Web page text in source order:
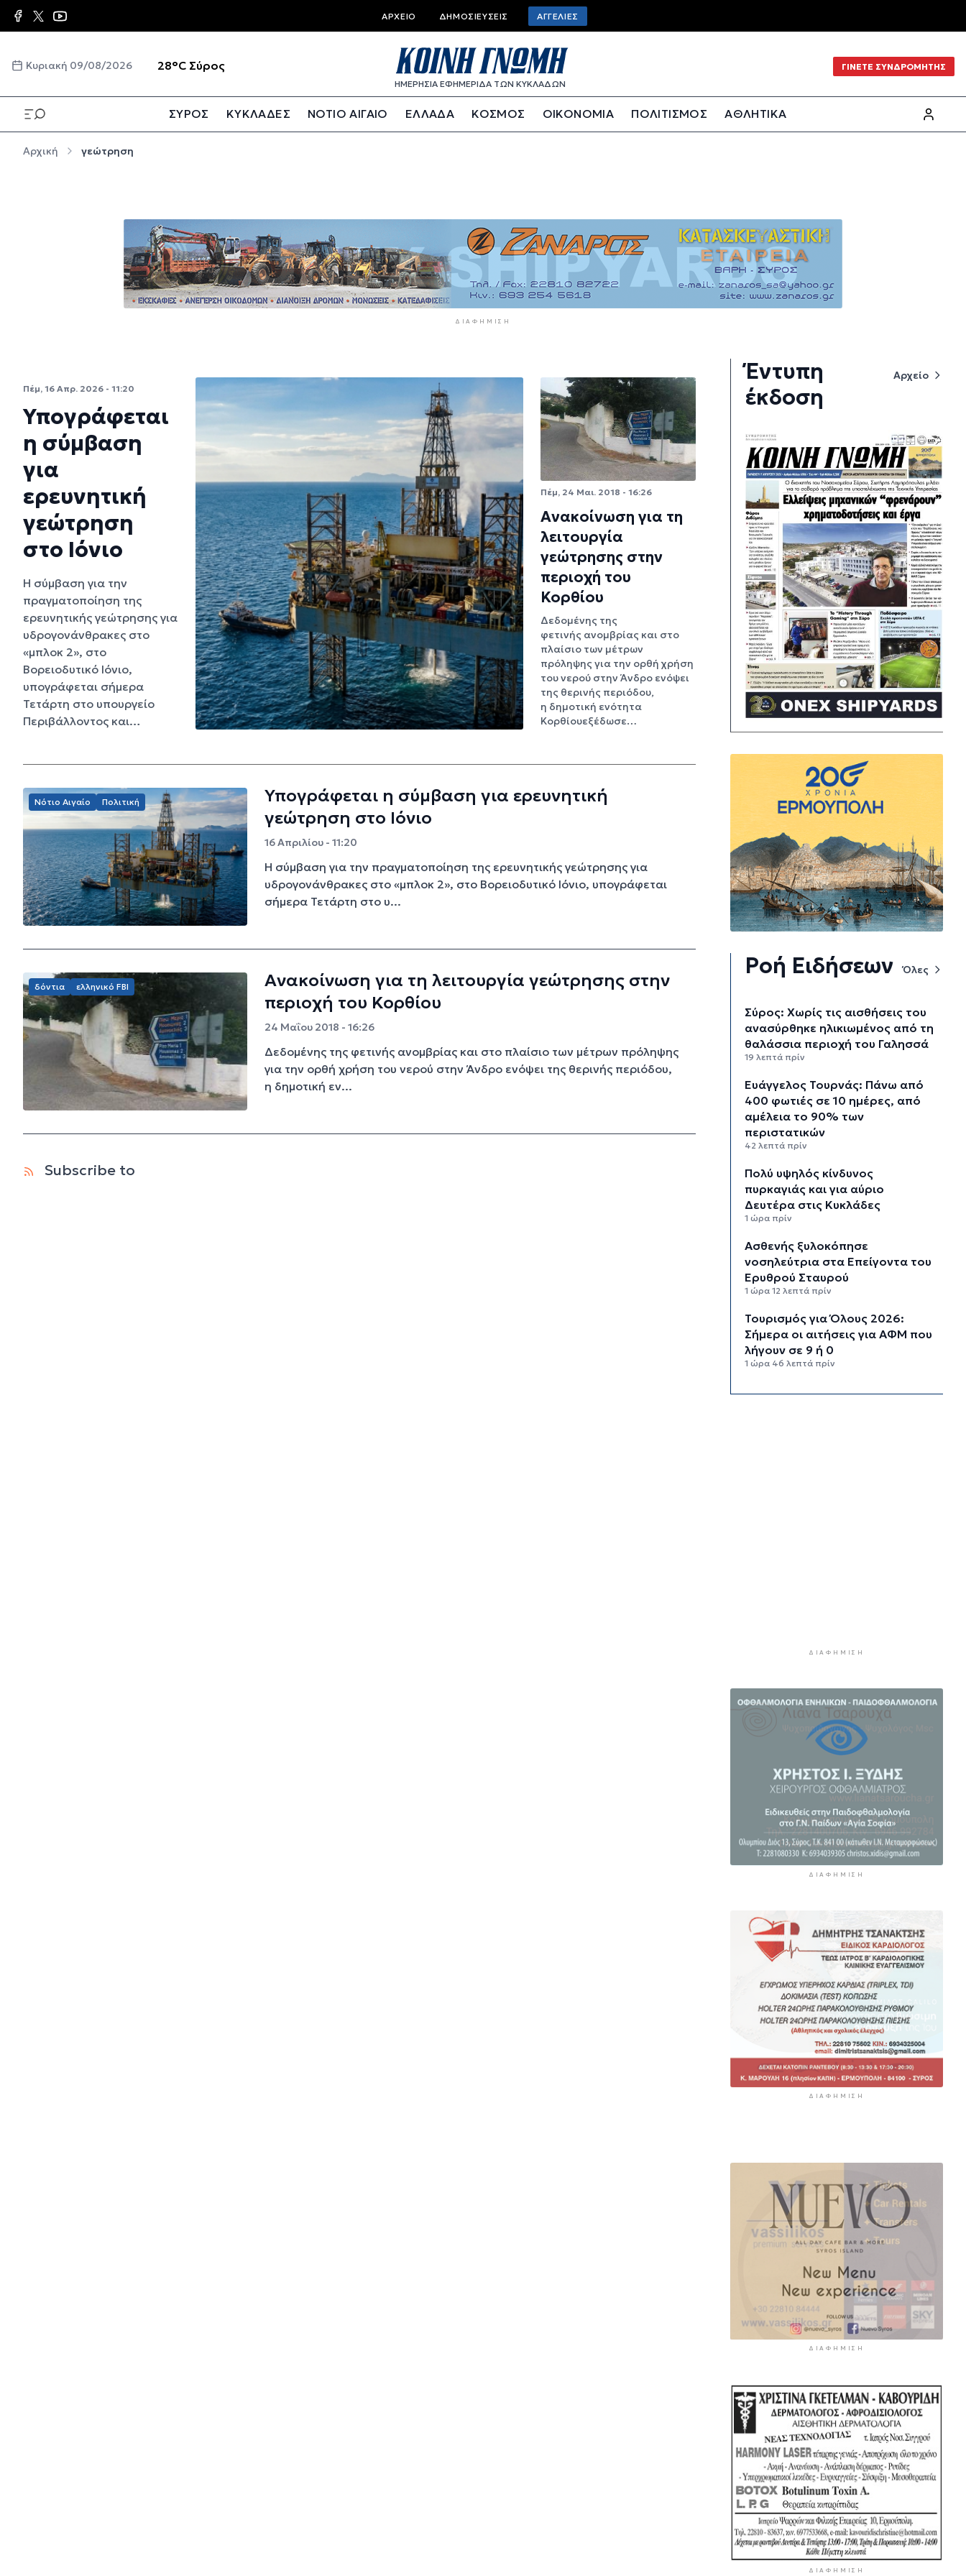
Παράκαμψη προς το κυρίως περιεχόμενο Top bar menu
ΑΡΧΕΊΟ ΔΗΜΟΣΙΕΎΣΕΙΣ ΑΓΓΕΛΊΕΣ
Κυριακή 09/08/2026 28°C Σύρος
ΗΜΕΡΗΣΙΑ ΕΦΗΜΕΡΙΔΑ ΤΩΝ ΚΥΚΛΑΔΩΝ
ΓΙΝΕΤΕ ΣΥΝΔΡΟΜΗΤΗΣ
ΣΥΡΟΣ ΚΥΚΛΑΔΕΣ ΝΟΤΙΟ ΑΙΓΑΙΟ ΕΛΛΑΔΑ ΚΟΣΜΟΣ ΟΙΚΟΝΟΜΙΑ ΠΟΛΙΤΙΣΜΟΣ
ΑΘΛΗΤΙΚΑ
Αρχική γεώτρηση
ΔΙΑΦΉΜΙΣΗ
Πέμ, 16 Απρ. 2026 - 11:20
Υπογράφεται
η σύμβαση
για
ερευνητική
γεώτρηση
στο Ιόνιο
Η σύμβαση για την
πραγματοποίηση της
ερευνητικής γεώτρησης για
υδρογονάνθρακες στο
«μπλοκ 2», στο
Βορειοδυτικό Ιόνιο,
υπογράφεται σήμερα
Τετάρτη στο υπουργείο
Περιβάλλοντος και…
Πέμ, 24 Μαι. 2018 - 16:26
Ανακοίνωση για τη
λειτουργία
γεώτρησης στην
περιοχή του
Κορθίου
Δεδομένης της
φετινής ανομβρίας και στο
πλαίσιο των μέτρων
πρόληψης για την ορθή χρήση
του νερού στην Άνδρο ενόψει
της θερινής περιόδου,
η δημοτική ενότητα
Κορθίουεξέδωσε…
Νότιο Αιγαίο Πολιτική
Υπογράφεται η σύμβαση για ερευνητική
γεώτρηση στο Ιόνιο
16 Απριλίου - 11:20
Η σύμβαση για την πραγματοποίηση της ερευνητικής γεώτρησης για
υδρογονάνθρακες στο «μπλοκ 2», στο Βορειοδυτικό Ιόνιο, υπογράφεται
σήμερα Τετάρτη στο υ...
δόντια ελληνικό FBI
Ανακοίνωση για τη λειτουργία γεώτρησης στην
περιοχή του Κορθίου
24 Μαΐου 2018 - 16:26
Δεδομένης της φετινής ανομβρίας και στο πλαίσιο των μέτρων πρόληψης
για την ορθή χρήση του νερού στην Άνδρο ενόψει της θερινής περιόδου,
η δημοτική εν...
Subscribe to
Έντυπη
έκδοση
Αρχείο
Ροή Ειδήσεων Όλες
Σύρος: Χωρίς τις αισθήσεις του
ανασύρθηκε ηλικιωμένος από τη
θαλάσσια περιοχή του Γαλησσά
19 λεπτά πρίν
Ευάγγελος Τουρνάς: Πάνω από
400 φωτιές σε 10 ημέρες, από
αμέλεια το 90% των
περιστατικών
42 λεπτά πρίν
Πολύ υψηλός κίνδυνος
πυρκαγιάς και για αύριο
Δευτέρα στις Κυκλάδες
1 ώρα πρίν
Ασθενής ξυλοκόπησε
νοσηλεύτρια στα Επείγοντα του
Ερυθρού Σταυρού
1 ώρα 12 λεπτά πρίν
Τουρισμός για Όλους 2026:
Σήμερα οι αιτήσεις για ΑΦΜ που
λήγουν σε 9 ή 0
1 ώρα 46 λεπτά πρίν
Μήλος: Ελικόπτερο “πάρκαρε”
του Πειραιά
4 ώρες 28 λεπτά πρίν
Πυρκαγιές: Τι πρέπει να κάνουν
οι ταξιδιώτες που έχουν
προγραμματίσει διακοπές σε
πληγείσες περιοχές
4 ώρες 56 λεπτά πρίν
Μειωμένη Σύνταξη: Όλα όσα
πρέπει να γνωρίζετε
5 ώρες 32 λεπτά πρίν
ΔΙΑΦΉΜΙΣΗ
ΔΙΑΦΉΜΙΣΗ
ΔΙΑΦΉΜΙΣΗ
ΔΙΑΦΉΜΙΣΗ
ΔΙΑΦΉΜΙΣΗ